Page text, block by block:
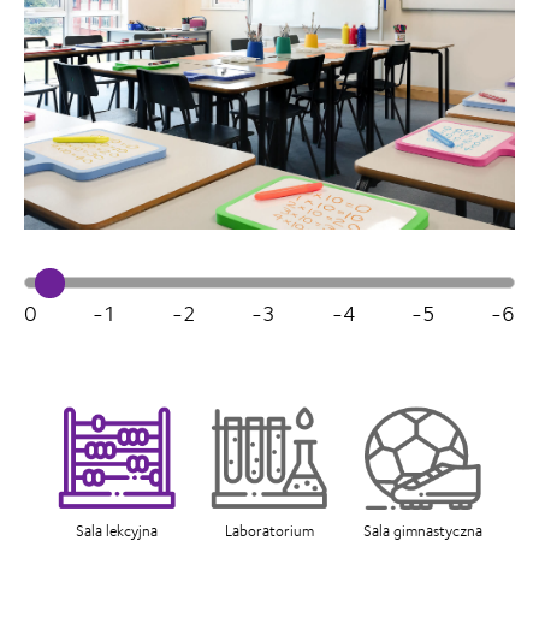
0 -1 -2 -3 -4 -5 -6
Sala lekcyjna Laboratorium Sala gimnastyczna